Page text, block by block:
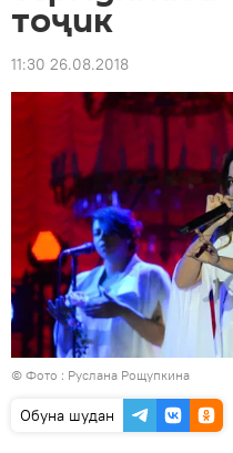
тоҷик
11:30 26.08.2018
© Фото : Руслана Рощупкина
Обуна шудан